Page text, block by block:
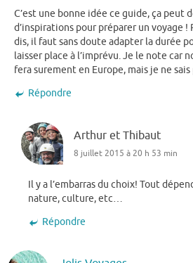
C’est une bonne idée ce guide, ça peut
d’inspirations pour préparer un voyage
dis, il faut sans doute adapter la durée
laisser place à l’imprévu. Je le note car
fera surement en Europe, mais je ne sais
Répondre
Arthur et Thibaut
8 juillet 2015 à 20 h 53 min
Il y a l’embarras du choix! Tout
nature, culture, etc…
Répondre